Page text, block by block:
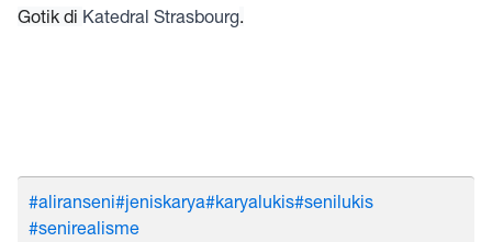
Gotik di Katedral Strasbourg.
#aliranseni#jeniskarya#karyalukis#senilukis
#senirealisme